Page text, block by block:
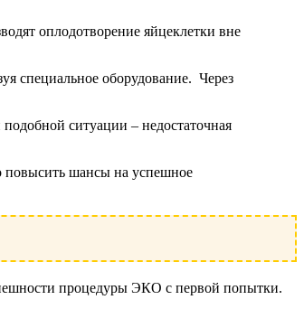
оплодотворение яйцеклетки вне
специальное оборудование. Через
ситуации – недостаточная
повысить шансы на успешное
процедуры ЭКО с первой попытки.